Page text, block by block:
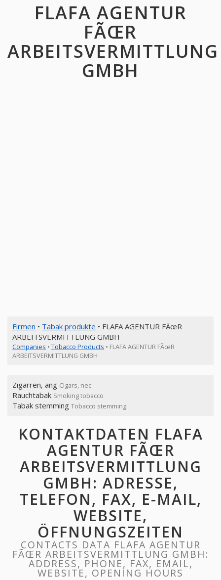
FLAFA AGENTUR
FÃŒR
ARBEITSVERMITTLUNG
GMBH
Firmen • Tabak produkte • FLAFA AGENTUR FÃœR
ARBEITSVERMITTLUNG GMBH
Companies • Tobacco Products • FLAFA AGENTUR FÃœR
ARBEITSVERMITTLUNG GMBH
Zigarren, ang Cigars, nec
Rauchtabak Smoking tobacco
Tabak stemming Tobacco stemming
KONTAKTDATEN FLAFA
AGENTUR FÃŒR
ARBEITSVERMITTLUNG
GMBH: ADRESSE,
TELEFON, FAX, E-MAIL,
WEBSITE,
ÖFFNUNGSZEITEN
CONTACTS DATA FLAFA AGENTUR
FÃŒR ARBEITSVERMITTLUNG GMBH:
ADDRESS, PHONE, FAX, EMAIL,
WEBSITE, OPENING HOURS